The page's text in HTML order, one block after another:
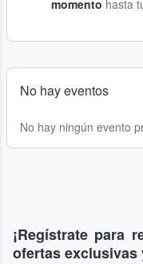
momento hasta
No hay eventos
No hay ningún evento
¡Regístrate para
ofertas exclusivas